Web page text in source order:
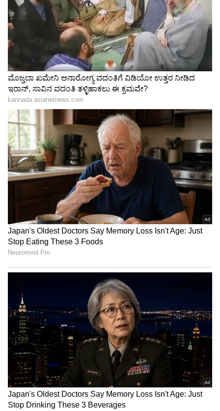
ಅಧಿಕಾರಿಗಳಿಗೆ ಖಡಕ್ ಸೂಚನೆ ನೀಡಿದ ಮಾನವಿ
ಶಾಸಕ:
ಕೋಳಿಕ್ಯಾಂಪ್ ‌ಗೆ ಭೇಟಿ ನೀಡಿದ ಮಾನವಿ ಶಾಸಕ ರಾಜಾ
ವೆಂಕಟಪ್ಪ ನಾಯಕ ಅಧಿಕಾರಿಗಳಿಗೆ ಖಡಕ್ ಸೂಚನೆ ನೀಡಿದ್ರು‌.
ಈಗ ಕೋಳಿಕ್ಯಾಂಪ್ ‌ನಲ್ಲಿ ಒಂದು ‌ಝೀಕಾ ಕೇಸ್
ಪತ್ತೆಯಾಗಿದೆ. ಈ ಕೇಸ್ ನಿಂದ ಗ್ರಾಮಸ್ಥರು ಆತಂಕಕ್ಕೆ
ಒಳಗಾಗಿದ್ದಾರೆ. ಗ್ರಾಮಸ್ಥರ ಆತಂಕ ದೂರು ಮಾಡಬೇಕು.
ಜೊತೆಗೆ ಗ್ರಾಮಸ್ಥರಿಗೆ ವೈರಸ್ ಬಾರದಂತೆ ಸ್ವಚ್ಚತಾ ಬಗ್ಗೆ
ಮಾಹಿತಿ ‌ನೀಡಬೇಕು. ಝೀಕಾ ವೈರಸ್ ಅಲ್ಲದೇ ಇನ್ನಿತರ
ಕಾಯಿಲೆಗಳು ಬರದಂತೆ ಮುನ್ನೆಚ್ಚರಿಕೆ ‌ಕ್ರಮಗಳು
ಕೈಗೊಳ್ಳಬೇಕು. ಆ ನಿಟ್ಟಿನಲ್ಲಿ ಆರೋಗ್ಯ ಅಧಿಕಾರಿಗಳು ಕೆಲಸ
ಮಾಡಬೇಕು. ಆರೋಗ್ಯ ಇಲಾಖೆಗೆ ತಹಸೀಲ್ದಾರ್ ಮತ್ತು
ತಾ.ಪಂ. ಇಒ ಸಹಕಾರ ‌ನೀಡಬೇಕು ಎಂದು ಅಧಿಕಾರಿಗಳಿಗೆ
ಶಾಸಕ ಸೂಚನೆ ನೀಡಿದ್ರು.
ಎಲ್ಲಾ ಗ್ರಾಮದಲ್ಲಿ ಫ್ಯಾಗಿಂಗ್ ಮಾಡಲು ಅಧಿಕಾರಿಗಳಿಗೆ
ಸೂಚನೆ:
ವಿಶ್ವದರ್ಜೆಯ ಎಐ ಸಿಟಿಯಾಗಿ
ಬಿಡದಿ ಅಭಿವೃದ್ಧಿ: ಮುಖ್ಯಮಂತ್ರಿ
ಡಿಕೆಶಿ, ರೈತರಿಗೆ ಬಂಪರ್ ಆಫರ್!
ಮಹಾರಾಷ್ಟ್ರದಲ್ಲೇ ಉಳಿದ ಚೆನ್ನಮ್ಮ,
ರಾಯಣ್ಣ ಸೇರಿ ಕರ್ನಾಟಕದ 2
ಲಕ್ಷಕ್ಕೂ ಹೆಚ್ಚು ಇತಿಹಾಸ
ದಾಖಲೆಗಳು; ವಾಪಸ್ ತರಲು
ಆಗ್ರಹ
LATEST VIDEOS
"ರಾಜಕೀಯ ಬೇಡ, ಸಿನಿಮಾನೇ ಪ್ರಾಣ":
ಕನಕೋತ್ಸವದಲ್ಲಿ ರಿಷಬ್ ಶೆಟ್ಟಿ | Rishab
Shetty speech | Suvarna News
ಶೇ.50 ರಿಂದ ಶೇ.18 ಕ್ಕೆ TAX ಇಳಿಕೆ: ಮೋದಿ-
ಟ್ರಂಪ್ ಐತಿಹಾಸಿಕ ಒಪ್ಪಂದ | India US
Trade Deal | Party Rounds